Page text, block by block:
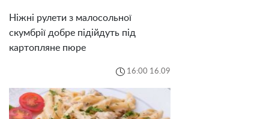
Ніжні рулети з малосольної
скумбрії добре підійдуть під
картопляне пюре
16:00 16.09